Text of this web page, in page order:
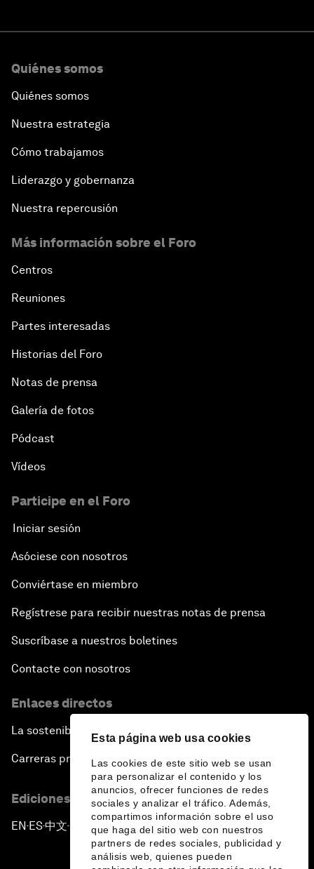
Esta página web usa cookies
Las cookies de este sitio web se usan
para personalizar el contenido y los
anuncios, ofrecer funciones de redes
sociales y analizar el tráfico. Además,
compartimos información sobre el uso
que haga del sitio web con nuestros
partners de redes sociales, publicidad y
análisis web, quienes pueden
Quiénes somos
Quiénes somos
Nuestra estrategia
Cómo trabajamos
Liderazgo y gobernanza
Nuestra repercusión
Más información sobre el Foro
Centros
Reuniones
Partes interesadas
Historias del Foro
Notas de prensa
Galería de fotos
Pódcast
Vídeos
Participe en el Foro
Iniciar sesión
Asóciese con nosotros
Conviértase en miembro
Regístrese para recibir nuestras notas de prensa
Suscríbase a nuestros boletines
Contacte con nosotros
Enlaces directos
La sostenibilidad en el Foro
Carreras profesionales
Ediciones en otros idiomas
EN ▪ES▪中文▪ 日本語